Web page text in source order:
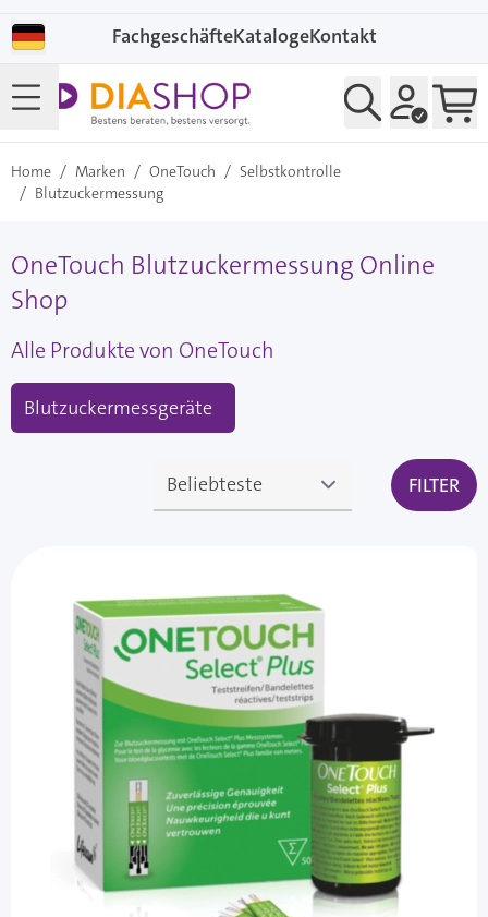
FachgeschäfteKatalogeKontakt
Home / Marken / OneTouch / Selbstkontrolle
/ Blutzuckermessung
OneTouch Blutzuckermessung Online
Shop
Alle Produkte von OneTouch
Blutzuckermessgeräte
FILTER